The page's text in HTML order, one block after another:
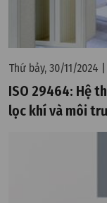
Thứ bảy, 30/11/2024 |
ISO 29464: Hệ
lọc khí và môi